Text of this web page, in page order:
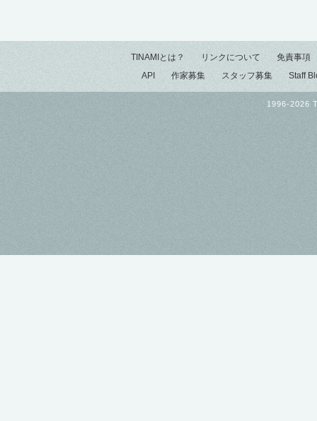
TINAMIとは？ リンクについて
免責事項
API
作家募集 スタッフ募集 Staff
1996-2026